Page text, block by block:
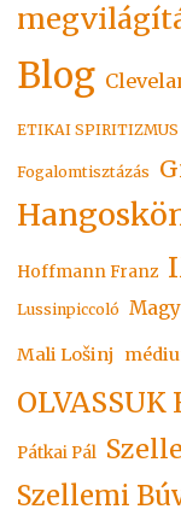
Blog
ETIKAI SPIRITIZMUS
Fogalomtisztázás
Hoffmann Franz
Lussinpiccoló
Mali Lošinj
OLVASSUK
Pátkai Pál
Szellemi